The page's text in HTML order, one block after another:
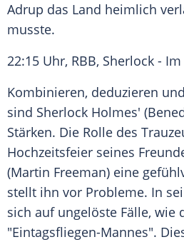
Adrup das Land heimlich
musste.
22:15 Uhr, RBB, Sherlock - Im
Kombinieren, deduzieren
sind Sherlock Holmes'
Stärken. Die Rolle des
Hochzeitsfeier seines
(Martin Freeman) eine
stellt ihn vor Probleme. In
sich auf ungelöste Fälle, wie
"Eintagsfliegen-Mannes".